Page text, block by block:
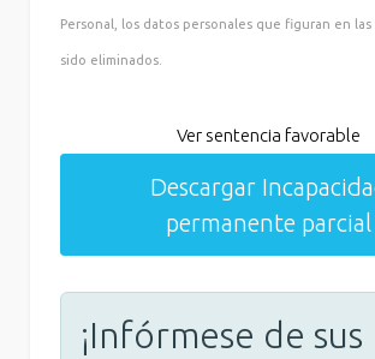
Personal, los datos personales que figuran en
sido eliminados.
Ver sentencia favorable
Descargar
permanente parcial
¡Infórmese de sus